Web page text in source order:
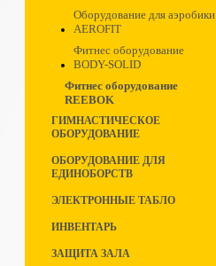
Оборудование для аэробики
AEROFIT
Фитнес оборудование
BODY-SOLID
Фитнес оборудование
REEBOK
ГИМНАСТИЧЕСКОЕ
ОБОРУДОВАНИЕ
ОБОРУДОВАНИЕ ДЛЯ
ЕДИНОБОРСТВ
ЭЛЕКТРОННЫЕ ТАБЛО
ИНВЕНТАРЬ
ЗАЩИТА ЗАЛА